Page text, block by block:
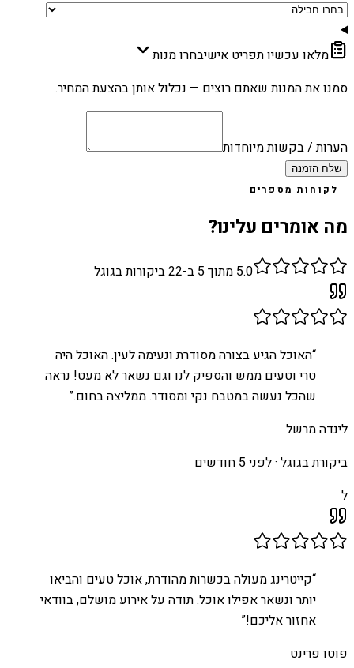
מלאו עכשיו תפריט אישיבחרו מנות
סמנו את המנות שאתם רוצים — נכלול אותן בהצעת המחיר.
הערות / בקשות מיוחדות
שלח הזמנה
לקוחות מספרים
מה אומרים עלינו?
5.0 מתוך 5 ב- 22ביקורות בגוגל
“האוכל הגיע בצורה מסודרת ונעימה לעין. האוכל היה
טרי וטעים ממש והספיק לנו וגם נשאר לא מעט! נראה
שהכל נעשה במטבח נקי ומסודר. ממליצה בחום.”
לינדה מרשל
ביקורת בגוגל ·לפני 5 חודשים
ל
“קייטרינג מעולה בכשרות מהודרת, אוכל טעים והביאו
יותר ונשאר אפילו אוכל. תודה על אירוע מושלם, בוודאי
אחזור אליכם!”
פוטו פרינט